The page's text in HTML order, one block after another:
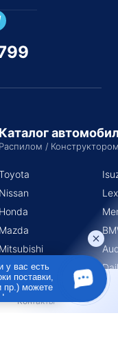
Каталог
Распилом /
Nissan
Honda
Mazda
Mitsubishi
Subaru
Контакты
у вас есть
поставки,
пр.) можете